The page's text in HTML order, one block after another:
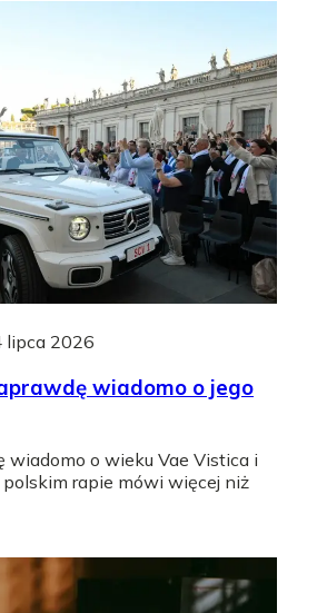
lipca 2026
wiadomo o jego
wiadomo o wieku Vae Vistica i
rapie mówi więcej niż